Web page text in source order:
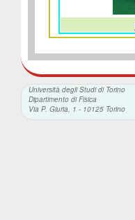
Università degli Studi di Torino
Dipartimento di Fisica
Via P. Giuria, 1 - 10125 Torino